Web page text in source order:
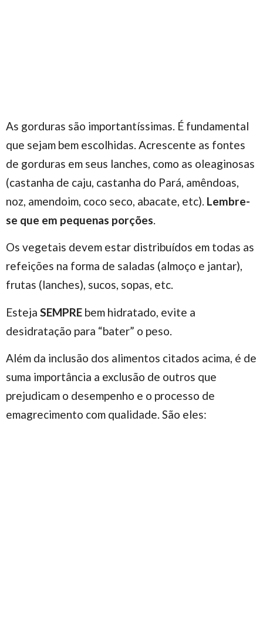
As gorduras são importantíssimas. É fundamental
que sejam bem escolhidas. Acrescente as fontes
de gorduras em seus lanches, como as oleaginosas
(castanha de caju, castanha do Pará, amêndoas,
noz, amendoim, coco seco, abacate, etc). Lembre-
se que em pequenas porções.
Os vegetais devem estar distribuídos em todas as
refeições na forma de saladas (almoço e jantar),
frutas (lanches), sucos, sopas, etc.
Esteja SEMPRE bem hidratado, evite a
desidratação para “bater” o peso.
Além da inclusão dos alimentos citados acima, é de
suma importância a exclusão de outros que
prejudicam o desempenho e o processo de
emagrecimento com qualidade. São eles: